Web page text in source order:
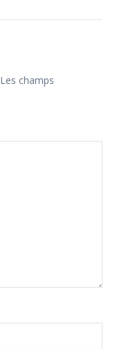
Les champs